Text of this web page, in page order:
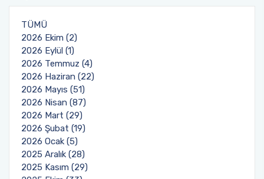
TÜMÜ
2026 Ekim (2)
2026 Eylül (1)
2026 Temmuz (4)
2026 Haziran (22)
2026 Mayıs (51)
2026 Nisan (87)
2026 Mart (29)
2026 Şubat (19)
2026 Ocak (5)
2025 Aralık (28)
2025 Kasım (29)
2022-2026 Stratejik Planı
Faaliyet Raporları
Akademik Tören
İlahiyat Fakültesi
İletişim Fakültesi
Kemer Denizcilik Fakültesi
Kumluca Sağlık Bilimleri Fakültesi
Manavgat Sosyal ve Beşeri Bilimler Fakültesi
Manavgat Turizm Fakültesi
Sağlık Hizmetleri MYO
Serik Gülsün Süleyman Süral MYO
Sosyal Bilimler MYO
Teknik Bilimler MYO
Yapı İşleri ve Teknik Daire Başkanlığı
Uluslararası İlişkiler Ofisi
Mezun Bilgi Sistemi
Sıkça Sorulan Sorular
Online Sağlık Hizmetleri Randevu Sistemi
Dış Kaynaklı Proje Takip Sistemi
AB Projeleri
TÜBİTAK Projeleri
Web of Science
SciVal